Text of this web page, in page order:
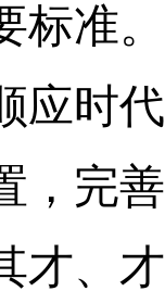
标准
应时
，完
才、